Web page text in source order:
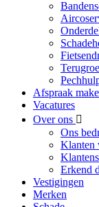
Afspraak
Vacatures
Over ons
Ons
Klanten
Erkend
Vestigingen
Merken